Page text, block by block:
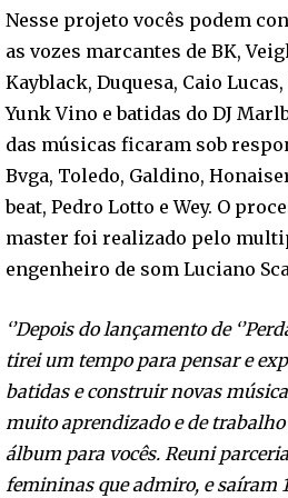
Nesse projeto vocês podem
as vozes marcantes de BK,
Kayblack, Duquesa, Caio
Yunk Vino e batidas do DJ
das músicas ficaram sob
Bvga, Toledo, Galdino,
beat, Pedro Lotto e Wey. O
master foi realizado pelo
engenheiro de som Luciano
‘’Depois do lançamento de
tirei um tempo para pensar e
batidas e construir novas
muito aprendizado e de trabalho
álbum para vocês. Reuni
femininas que admiro, e saíram